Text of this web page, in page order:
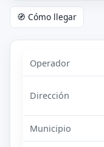
🧭 Cómo llegar
Operador
Dirección
Municipio